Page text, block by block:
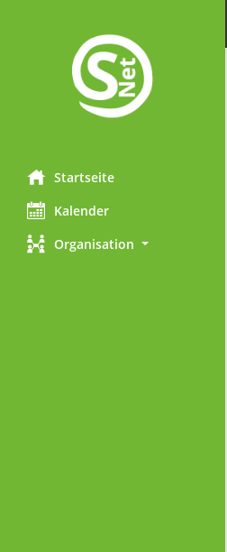
Startseite
Kalender
Organisation